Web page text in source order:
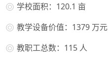
学校面积：120.1 亩
教学设备价值：1379 万元
教职工总数：115 人